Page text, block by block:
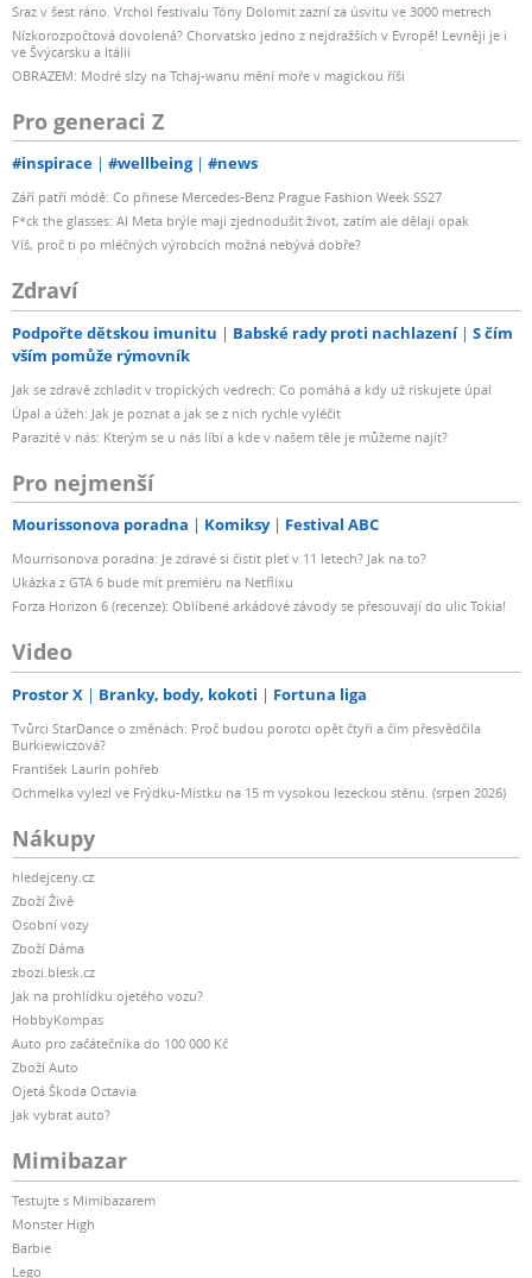
Sraz v šest ráno. Vrchol festivalu Tóny Dolomit zazní za úsvitu ve 3000 metrech
Nízkorozpočtová dovolená? Chorvatsko jedno z nejdražších v Evropě! Levněji je i
ve Švýcarsku a Itálii
OBRAZEM: Modré slzy na Tchaj-wanu mění moře v magickou říši
Pro generaci Z
#inspirace #wellbeing #news
Září patří módě: Co přinese Mercedes-Benz Prague Fashion Week SS27
F*ck the glasses: AI Meta brýle mají zjednodušit život, zatím ale dělají opak
Víš, proč ti po mléčných výrobcích možná nebývá dobře?
Zdraví
Podpořte dětskou imunitu Babské rady proti nachlazení
S čím
vším pomůže rýmovník
Jak se zdravě zchladit v tropických vedrech: Co pomáhá a kdy už riskujete úpal
Úpal a úžeh: Jak je poznat a jak se z nich rychle vyléčit
Parazité v nás: Kterým se u nás líbí a kde v našem těle je můžeme najít?
Pro nejmenší
Mourissonova poradna Komiksy Festival ABC
Mourrisonova poradna: Je zdravé si čistit pleť v 11 letech? Jak na to?
Ukázka z GTA 6 bude mít premiéru na Netflixu
Forza Horizon 6 (recenze): Oblíbené arkádové závody se přesouvají do ulic Tokia!
Video
Prostor X Branky, body, kokoti Fortuna liga
Tvůrci StarDance o změnách: Proč budou porotci opět čtyři a čím přesvědčila
Burkiewiczová?
František Laurin pohřeb
Ochmelka vylezl ve Frýdku-Místku na 15 m vysokou lezeckou stěnu. (srpen 2026)
Nákupy
hledejceny.cz
Zboží Živě
Osobní vozy
Zboží Dáma
zbozi.blesk.cz
Jak na prohlídku ojetého vozu?
HobbyKompas
Auto pro začátečníka do 100 000 Kč
Zboží Auto
Ojetá Škoda Octavia
Jak vybrat auto?
Mimibazar
Testujte s Mimibazarem
Monster High
Barbie
Lego